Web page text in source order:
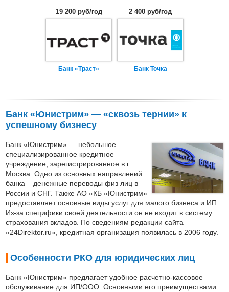
19 200 руб/год
Банк «Траст»
2 400 руб/год
Банк Точка
Банк «Юнистрим» — «сквозь тернии» к
успешному бизнесу
Банк «Юнистрим» — небольшое
специализированное кредитное
учреждение, зарегистрированное в г.
Москва. Одно из основных направлений
банка – денежные переводы физ лиц в
России и СНГ. Также АО «КБ «Юнистрим»
предоставляет основные виды услуг для малого бизнеса и ИП.
Из-за специфики своей деятельности он не входит в систему
страхования вкладов. По сведениям редакции сайта
«24Direktor.ru», кредитная организация появилась в 2006 году.
Особенности РКО для юридических лиц
Банк «Юнистрим» предлагает удобное расчетно-кассовое
обслуживание для ИП/ООО. Основными его преимуществами